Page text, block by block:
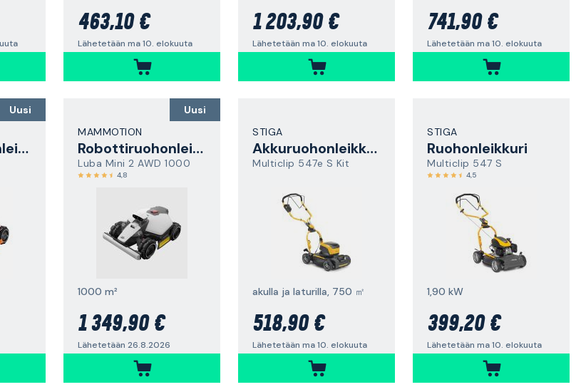
463,10 €
Lähetetään ma 10. elokuuta
1 203,90 €
Lähetetään ma 10. elokuuta
741,90 €
Lähetetään ma 10. elokuuta
Uusi
Robottiruohonleikkuri
Uusi
MAMMOTION
Robottiruohonleikkuri
Luba Mini 2 AWD 1000
4,8
1000 m²
1 349,90 €
Lähetetään 26.8.2026
STIGA
Akkuruohonleikkuri
Multiclip 547e S Kit
akulla ja laturilla, 750 ㎡
518,90 €
Lähetetään ma 10. elokuuta
STIGA
Ruohonleikkuri
Multiclip 547 S
4,5
1,90 kW
399,20 €
Lähetetään ma 10. elokuuta